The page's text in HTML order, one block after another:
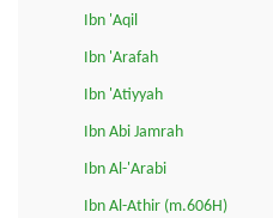
Ibn 'Aqil
Ibn 'Arafah
Ibn 'Atiyyah
Ibn Abi Jamrah
Ibn Al-'Arabi
Ibn Al-Athir (m.606H)